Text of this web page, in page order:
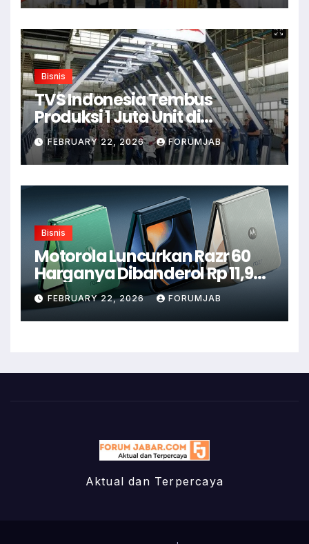
Bisnis
TVS Indonesia Tembus
Produksi 1 Juta Unit di
Karawang
FEBRUARY 22, 2026 FORUMJAB
Bisnis
Motorola Luncurkan Razr 60
Harganya Dibanderol Rp 11,9
Juta
FEBRUARY 22, 2026 FORUMJAB
Aktual dan Terpercaya